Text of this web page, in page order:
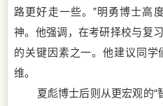
路更好走一些。”明勇博士高
神。他强调，在考研择校与复
的关键因素之一。他建议同学
维。
夏彪博士后则从更宏观的“